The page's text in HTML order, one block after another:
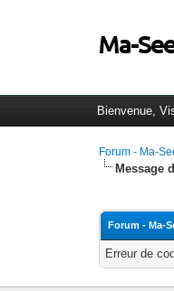
Bienvenue,
Forum - Ma-
Message
Forum - Ma-
Erreur de